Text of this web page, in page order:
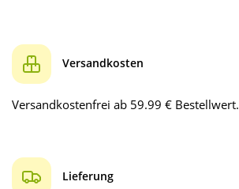
Versandkosten
Versandkostenfrei ab 59.99 € Bestellwert.
Lieferung